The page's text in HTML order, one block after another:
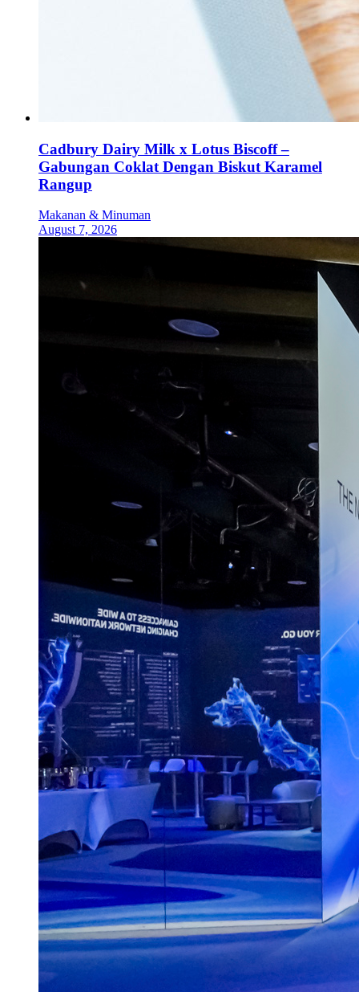
Cadbury Dairy Milk x Lotus Biscoff –
Gabungan Coklat Dengan Biskut Karamel
Rangup
Makanan & Minuman
August 7, 2026